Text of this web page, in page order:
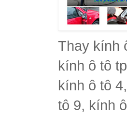
Thay kính
kính ô tô
kính ô tô
tô 9, kính